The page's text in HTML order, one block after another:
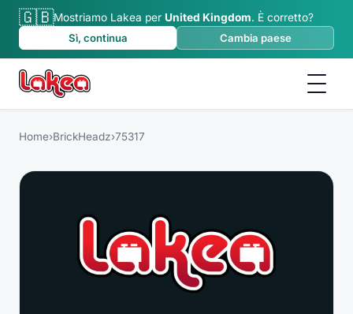
🇬🇧Mostriamo Lakea per United Kingdom. È corretto?
Sì, continua
Cambia paese
Home›BrickHeadz›75317